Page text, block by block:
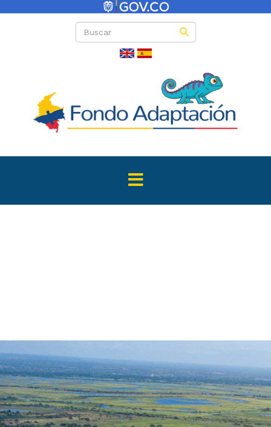
Directas